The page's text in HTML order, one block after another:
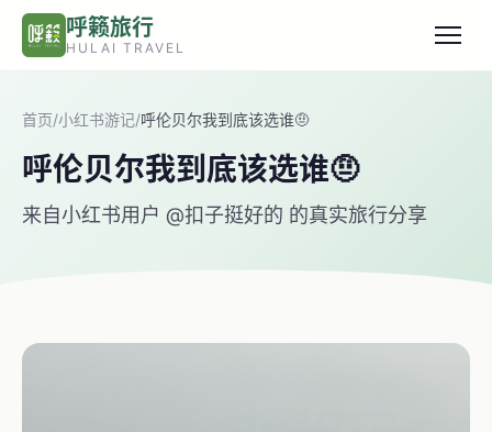
跳转到主要内容
呼籁旅行
HULAI TRAVEL
首页/小红书游记/呼伦贝尔我到底该选谁🤨
呼伦贝尔我到底该选谁🤨
来自小红书用户 @扣子挺好的 的真实旅行分享